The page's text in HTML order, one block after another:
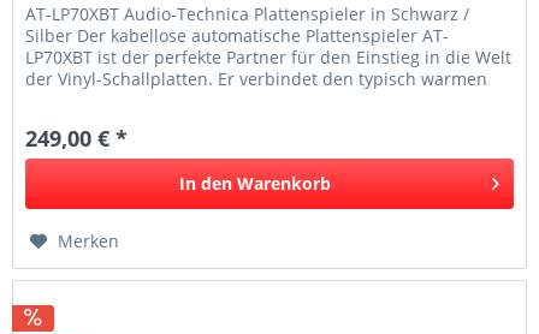
AT-LP70XBT Audio-Technica Plattenspieler in Schwarz /
Silber Der kabellose automatische Plattenspieler AT-
LP70XBT ist der perfekte Partner für den Einstieg in die Welt
der Vinyl-Schallplatten. Er verbindet den typisch warmen
249,00 € *
In den Warenkorb
Merken